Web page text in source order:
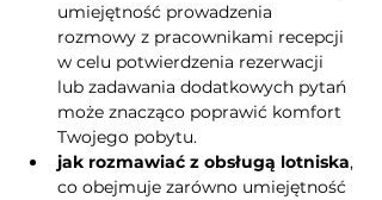
umiejętność prowadzenia
rozmowy z pracownikami recepcji
w celu potwierdzenia rezerwacji
lub zadawania dodatkowych pytań
może znacząco poprawić komfort
Twojego pobytu.
jak rozmawiać z obsługą lotniska,
co obejmuje zarówno umiejętność